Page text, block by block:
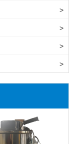
>
>
>
>